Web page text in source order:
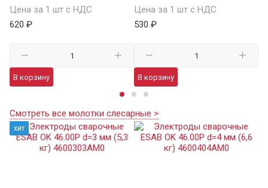
Цена за 1 шт с НДС
620 ₽
В корзину
Цена за 1 шт с НДС
530 ₽
В корзину
Смотреть все молотки слесарные >
хит